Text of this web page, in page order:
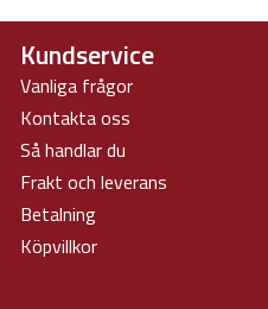
Kundservice
Vanliga frågor
Kontakta oss
Så handlar du
Frakt och leverans
Betalning
Köpvillkor